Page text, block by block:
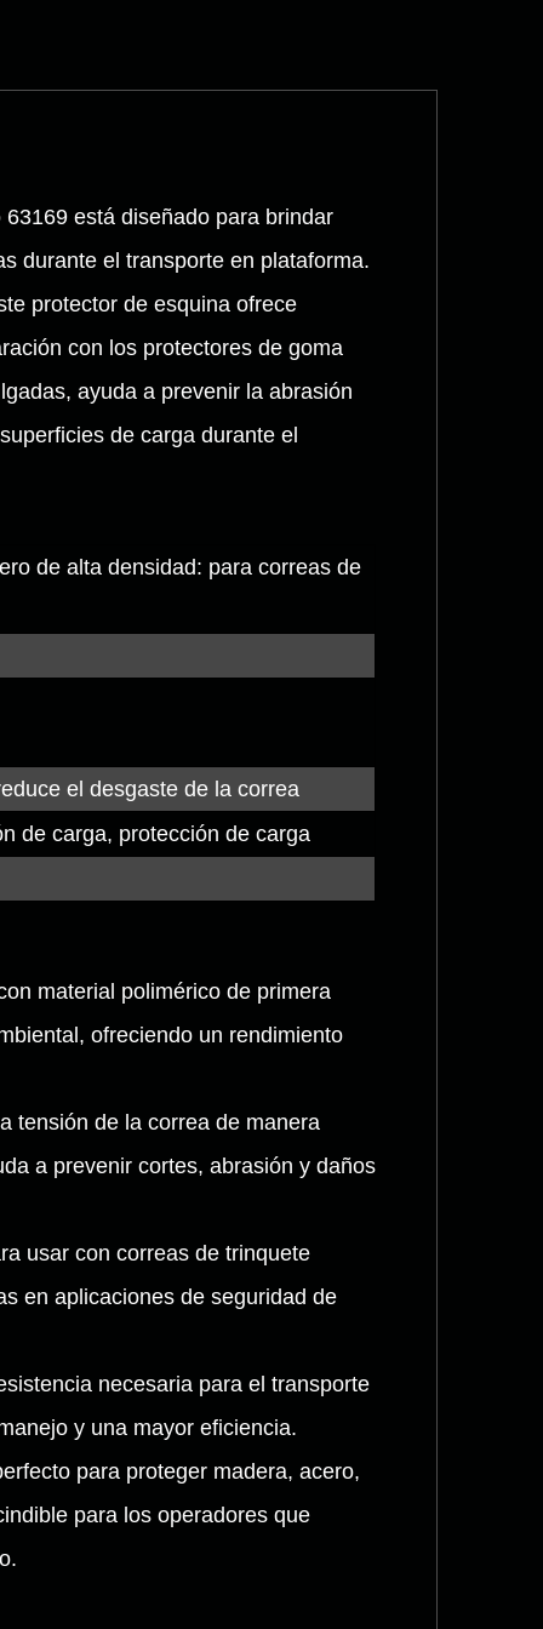
está diseñado para brindar
durante el transporte en plataforma.
protector de esquina ofrece
con los protectores de goma
ayuda a prevenir la abrasión
de carga durante el
de alta densidad: para correas de
el desgaste de la correa
de carga, protección de carga
material polimérico de primera
ofreciendo un rendimiento
tensión de la correa de manera
a prevenir cortes, abrasión y daños
usar con correas de trinquete
en aplicaciones de seguridad de
necesaria para el transporte
y una mayor eficiencia.
para proteger madera, acero,
para los operadores que